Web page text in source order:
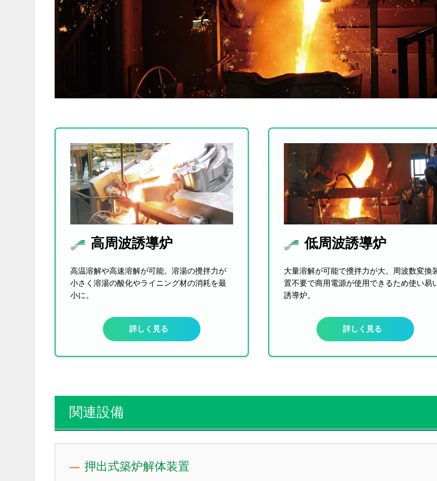
高周波誘導炉
高温溶解や高速溶解が可能。溶湯の攪拌力が
小さく溶湯の酸化やライニング材の消耗を最
小に。
詳しく見る
低周波誘導炉
大量溶解が可能で攪拌力が大。周波数変換
置不要で商用電源が使用できるため使い易
誘導炉。
詳しく見る
関連設備
押出式築炉解体装置